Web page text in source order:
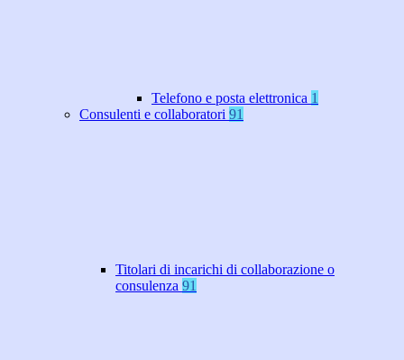
Telefono e posta elettronica 1
Consulenti e collaboratori 91
Titolari di incarichi di collaborazione o
consulenza 91